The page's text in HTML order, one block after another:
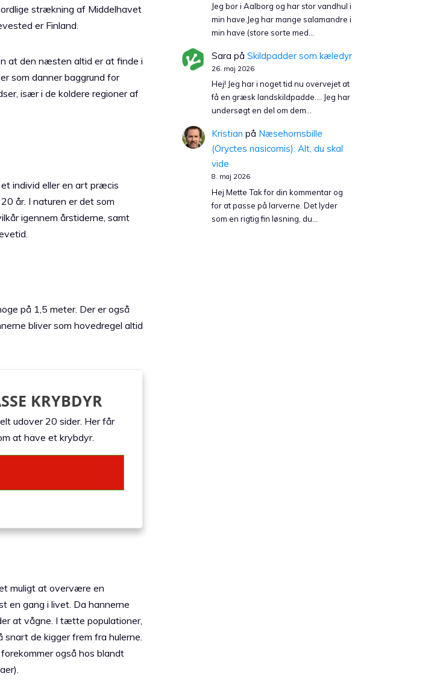
strækning af Middelhavet
er Finland.
at den næsten altid er at finde i
som danner baggrund for
især i de koldere regioner af
individ eller en art præcis
år. I naturen er det som
igennem årstiderne, samt
på 1,5 meter. Der er også
bliver som hovedregel altid
KRYBDYR
udover 20 sider. Her får
at have et krybdyr.
muligt at overvære en
en gang i livet. Da hannerne
at vågne. I tætte populationer,
de kigger frem fra hulerne.
også hos blandt
Jeg bor i Aalborg og har stor vandhul i
min have.Jeg har mange salamandre i
min have (store sorte med…
Sara på Skildpadder som kæledyr
26. maj 2026
Hej! Jeg har i noget tid nu overvejet at
få en græsk landskildpadde…. Jeg har
undersøgt en del om dem…
Kristian på Næsehornsbille
(Oryctes nasicornis): Alt, du skal
vide
8. maj 2026
Hej Mette Tak for din kommentar og
for at passe på larverne. Det lyder
som en rigtig fin løsning, du…